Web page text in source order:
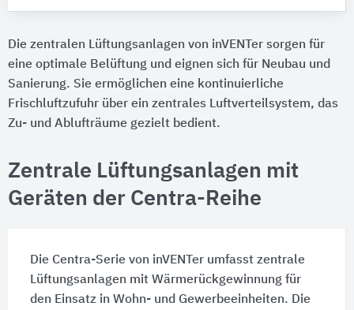
Die zentralen Lüftungsanlagen von inVENTer sorgen für
eine optimale Belüftung und eignen sich für Neubau und
Sanierung. Sie ermöglichen eine kontinuierliche
Frischluftzufuhr über ein zentrales Luftverteilsystem, das
Zu- und Ablufträume gezielt bedient.
Zentrale Lüftungsanlagen mit
Geräten der Centra-Reihe
Die Centra-Serie von inVENTer umfasst zentrale
Lüftungsanlagen mit Wärmerückgewinnung für
den Einsatz in Wohn- und Gewerbeeinheiten. Die